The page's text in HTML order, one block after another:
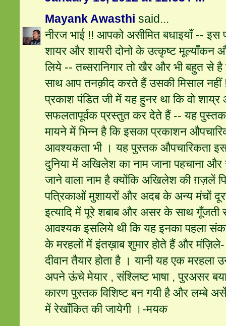
Mayank Awasthi said...
नीरज भाई !! आपको असीमित बधाइयाँ --
शायर और शायरी दोनो के उत्कृष्ट मूल्याँकन
लिये -- तब्सरानिगार तो खैर और भी बहुत से
साथ आप तनक़ीद करते हैं उसकी मिसाल नहीं
प्रकाश पंडित जी में यह हुनर था कि वो शाय्र
सफलतापूर्वक प्रस्तुत कर देते हैं -- यह
मायने में भिन्न है कि इसका प्रकाशन
आवश्यकता भी । यह पुस्तक औपचारिकता
दुनिया में अखिलेश का नाम जाना पहचाना और
जाने वाला नाम है क्योंकि अखिलेश की ग़ज़लें
पत्रिकाओं मुशायरों और अदब के अन्य मंचों
इत्यादि में पूरे शबाब और असर के साथ गूँजती
आवश्यक इसलिये थी कि यह इनका पहला
के मरहलों में इंतख़ाब शुमार होते हैं और
दीवान तैयार होता है । यानी यह एक मरहला
अपने ऊंचे मेयार , संश्लिष्ट भाषा , पुरअसर
कारण पुस्तक विशिष्ट बन गयी है और लम्बे
में रेखाँकित की जायेगी ।-मयक